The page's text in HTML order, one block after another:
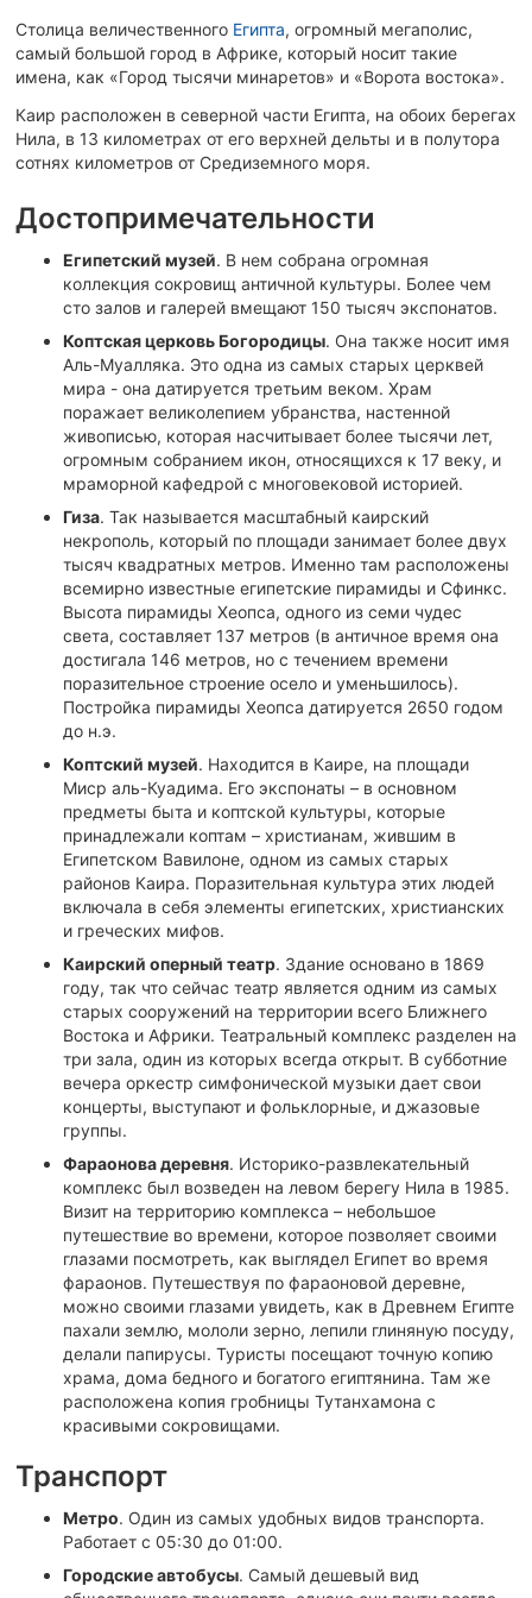
Столица величественного Египта, огромный мегаполис,
самый большой город в Африке, который носит такие
имена, как «Город тысячи минаретов» и «Ворота востока».
Каир расположен в северной части Египта, на обоих берегах
Нила, в 13 километрах от его верхней дельты и в полутора
сотнях километров от Средиземного моря.
Достопримечательности
Египетский музей. В нем собрана огромная
коллекция сокровищ античной культуры. Более чем
сто залов и галерей вмещают 150 тысяч экспонатов.
Коптская церковь Богородицы. Она также носит имя
Аль-Муалляка. Это одна из самых старых церквей
мира - она датируется третьим веком. Храм
поражает великолепием убранства, настенной
живописью, которая насчитывает более тысячи лет,
огромным собранием икон, относящихся к 17 веку, и
мраморной кафедрой с многовековой историей.
Гиза. Так называется масштабный каирский
некрополь, который по площади занимает более двух
тысяч квадратных метров. Именно там расположены
всемирно известные египетские пирамиды и Сфинкс.
Высота пирамиды Хеопса, одного из семи чудес
света, составляет 137 метров (в античное время она
достигала 146 метров, но с течением времени
поразительное строение осело и уменьшилось).
Постройка пирамиды Хеопса датируется 2650 годом
до н.э.
Коптский музей. Находится в Каире, на площади
Миср аль-Куадима. Его экспонаты – в основном
предметы быта и коптской культуры, которые
принадлежали коптам – христианам, жившим в
Египетском Вавилоне, одном из самых старых
районов Каира. Поразительная культура этих людей
включала в себя элементы египетских, христианских
и греческих мифов.
Каирский оперный театр. Здание основано в 1869
году, так что сейчас театр является одним из самых
старых сооружений на территории всего Ближнего
Востока и Африки. Театральный комплекс разделен на
три зала, один из которых всегда открыт. В субботние
вечера оркестр симфонической музыки дает свои
концерты, выступают и фольклорные, и джазовые
группы.
Фараонова деревня. Историко-развлекательный
комплекс был возведен на левом берегу Нила в 1985.
Визит на территорию комплекса – небольшое
путешествие во времени, которое позволяет своими
глазами посмотреть, как выглядел Египет во время
фараонов. Путешествуя по фараоновой деревне,
можно своими глазами увидеть, как в Древнем Египте
пахали землю, мололи зерно, лепили глиняную посуду,
делали папирусы. Туристы посещают точную копию
храма, дома бедного и богатого египтянина. Там же
расположена копия гробницы Тутанхамона с
красивыми сокровищами.
Транспорт
Метро. Один из самых удобных видов транспорта.
Работает с 05:30 до 01:00.
Городские автобусы. Самый дешевый вид